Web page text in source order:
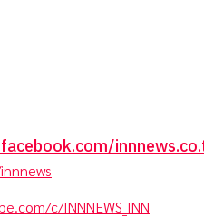
c/INNNEWS_INN